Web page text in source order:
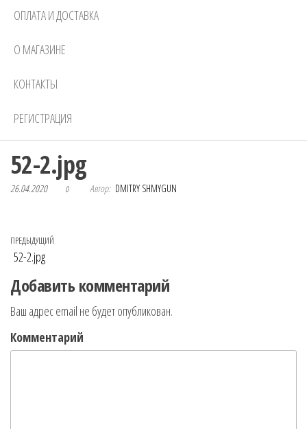
ОПЛАТА И ДОСТАВКА
О МАГАЗИНЕ
КОНТАКТЫ
РЕГИСТРАЦИЯ
52-2.jpg
26.04.2020 0 Автор: DMITRY SHMYGUN
Навигация по записям
Предыдущая запись
ПРЕДЫДУЩИЙ
52-2.jpg
Добавить комментарий
Ваш адрес email не будет опубликован.
Комментарий